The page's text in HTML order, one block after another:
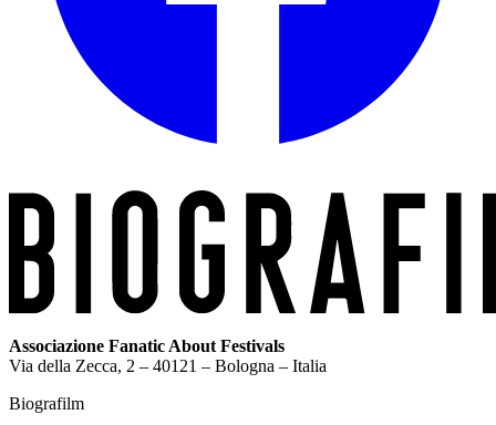
Associazione Fanatic About Festivals
Via della Zecca, 2 – 40121 – Bologna – Italia
Biografilm